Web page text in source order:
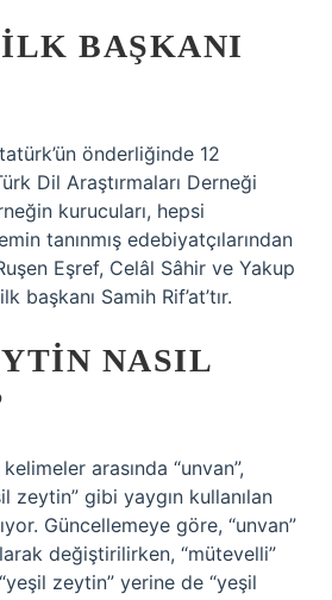
BAŞKANI
önderliğinde 12
Dil Araştırmaları Derneği
kurucuları, hepsi
tanınmış edebiyatçılarından
Eşref, Celâl Sâhir ve Yakup
başkanı Samih Rif’at’tır.
NASIL
arasında “unvan”,
zeytin” gibi yaygın kullanılan
Güncellemeye göre, “unvan”
değiştirilirken, “mütevelli”
zeytin” yerine de “yeşil